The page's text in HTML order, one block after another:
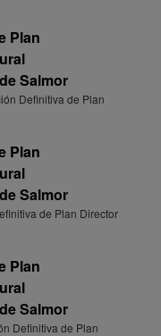
Plan
Salmor
Definitiva de Plan
Plan
Salmor
de Plan Director
Plan
Salmor
Definitiva de Plan